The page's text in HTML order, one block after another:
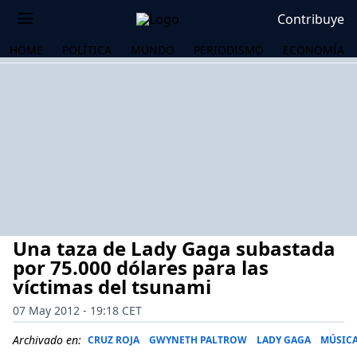
Contribuye
HOME POLÍTICA MUNDO PERIODISMO ECONOMÍA
Una taza de Lady Gaga subastada
por 75.000 dólares para las
víctimas del tsunami
07 May 2012 - 19:18 CET
Archivado en: CRUZ ROJA GWYNETH PALTROW LADY GAGA